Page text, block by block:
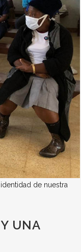
de nuestra
UNA